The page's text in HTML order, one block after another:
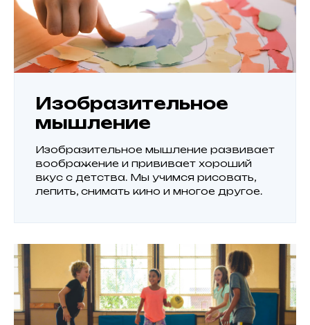
Изобразительное
мышление
Изобразительное мышление развивает
воображение и прививает хороший
вкус с детства. Мы учимся рисовать,
лепить, снимать кино и многое другое.